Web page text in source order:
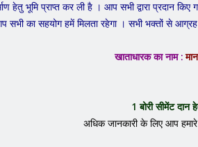
अमृत राम कथा
हेतु भूमि प्राप्त कर ली है । आप सभी द्वारा प्रदान
सभी का सहयोग हमें मिलता रहेगा । सभी भक्तों से
खाताधारक का नाम :
1 बोरी सीमेंट
अधिक जानकारी के लिए आप